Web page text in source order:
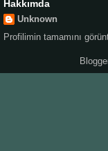
Hakkımda
Unknown
Profilimin tamamını